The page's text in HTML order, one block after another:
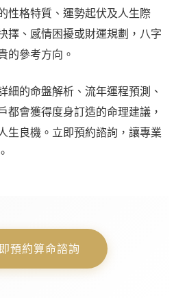
性格特質、運勢起伏及人生際
擇、感情困擾或財運規劃，八字
的參考方向。
細的命盤解析、流年運程預測、
都會獲得度身訂造的命理建議，
生良機。立即預約諮詢，讓專業
預約算命諮詢